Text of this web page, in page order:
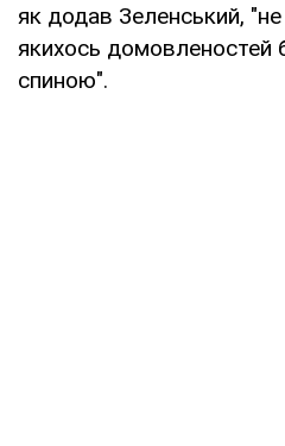
як додав Зеленський,
якихось домовленостей
спиною".